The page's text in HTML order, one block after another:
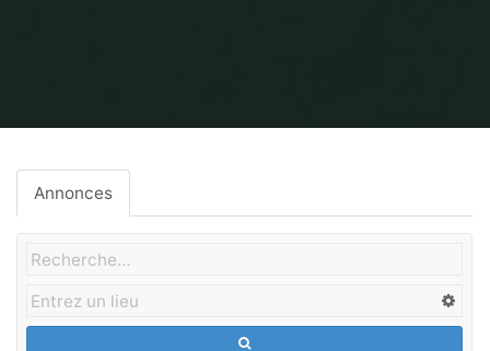
Annonces